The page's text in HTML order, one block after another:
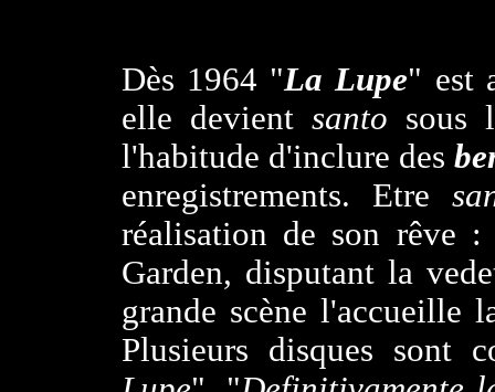
Dès 1964 "La Lupe" est
elle devient santo sous
l'habitude d'inclure des
enregistrements. Etre
réalisation de son rêve
Garden, disputant la
grande scène l'accueille
Plusieurs disques sont